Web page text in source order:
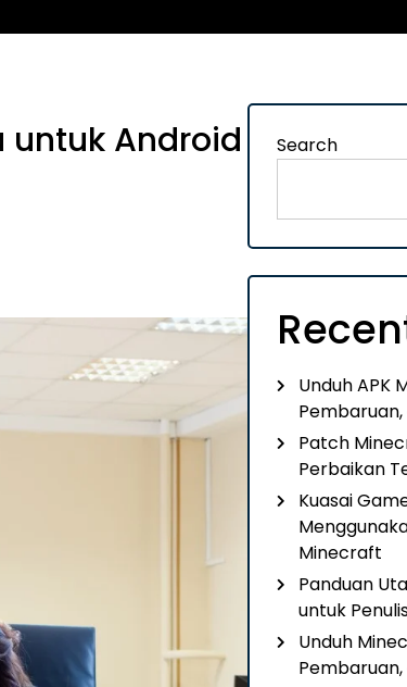
untuk Android
Search
Unduh APK
Patch
Perbaikan
Kuasai
Minecraft
Panduan
untuk
Unduh